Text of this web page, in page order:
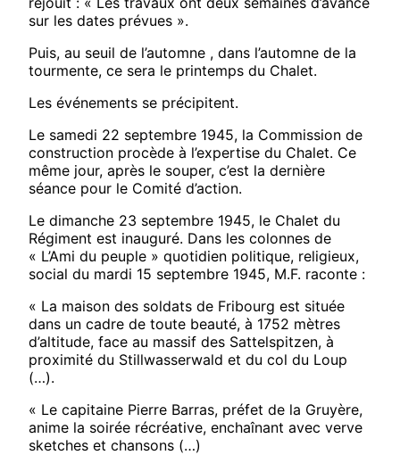
sur les dates prévues ».
Puis, au seuil de l’automne , dans l’automne de la
tourmente, ce sera le printemps du Chalet.
Les événements se précipitent.
Le samedi 22 septembre 1945, la Commission de
construction procède à l’expertise du Chalet. Ce
même jour, après le souper, c’est la dernière
séance pour le Comité d’action.
Le dimanche 23 septembre 1945, le Chalet du
Régiment est inauguré. Dans les colonnes de
« L’Ami du peuple » quotidien politique, religieux,
social du mardi 15 septembre 1945, M.F. raconte :
« La maison des soldats de Fribourg est située
dans un cadre de toute beauté, à 1752 mètres
d’altitude, face au massif des Sattelspitzen, à
proximité du Stillwasserwald et du col du Loup
(…).
« Le capitaine Pierre Barras, préfet de la Gruyère,
anime la soirée récréative, enchaînant avec verve
sketches et chansons (…)